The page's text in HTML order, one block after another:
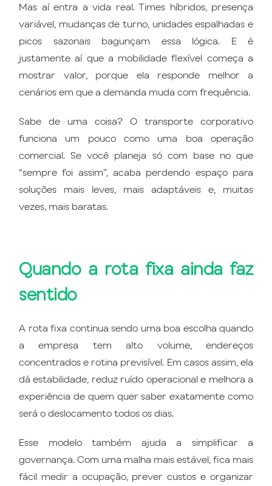
Mas aí entra a vida real. Times híbridos, presença
variável, mudanças de turno, unidades espalhadas e
picos sazonais bagunçam essa lógica. E é
justamente aí que a mobilidade flexível começa a
mostrar valor, porque ela responde melhor a
cenários em que a demanda muda com frequência.
Sabe de uma coisa? O transporte corporativo
funciona um pouco como uma boa operação
comercial. Se você planeja só com base no que
“sempre foi assim”, acaba perdendo espaço para
soluções mais leves, mais adaptáveis e, muitas
vezes, mais baratas.
Quando a rota fixa ainda faz
sentido
A rota fixa continua sendo uma boa escolha quando
a empresa tem alto volume, endereços
concentrados e rotina previsível. Em casos assim, ela
dá estabilidade, reduz ruído operacional e melhora a
experiência de quem quer saber exatamente como
será o deslocamento todos os dias.
Esse modelo também ajuda a simplificar a
governança. Com uma malha mais estável, fica mais
fácil medir a ocupação, prever custos e organizar